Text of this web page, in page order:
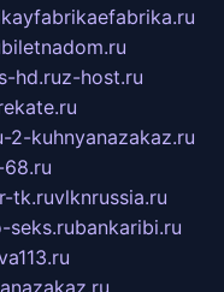
biletnadom.ru
hd.ruz-host.ru
2-kuhnyanazakaz.ru
tk.ruvlknrussia.ru
seks.rubankaribi.ru